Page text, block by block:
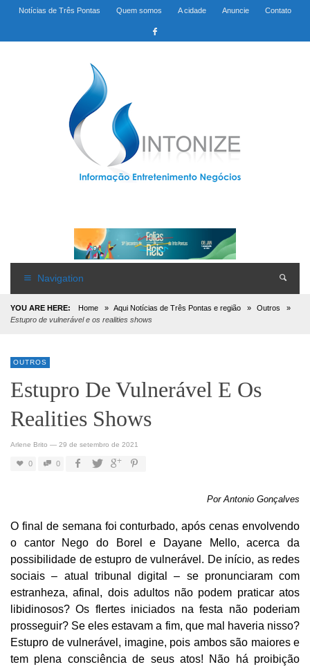
Notícias de Três Pontas Quem somos A cidade Anuncie Contato
Navigation
YOU ARE HERE: Home » Aqui Notícias de Três Pontas e região » Outros
»
Estupro de vulnerável e os realities shows
OUTROS
Estupro De Vulnerável E Os
Realities Shows
Arlene Brito — 29 de setembro de 2021
0 0
Por Antonio Gonçalves
O final de semana foi conturbado, após cenas envolvendo
o cantor Nego do Borel e Dayane Mello, acerca da
possibilidade de estupro de vulnerável. De início, as redes
sociais – atual tribunal digital – se pronunciaram com
estranheza, afinal, dois adultos não podem praticar atos
libidinosos? Os flertes iniciados na festa não poderiam
prosseguir? Se eles estavam a fim, que mal haveria nisso?
Estupro de vulnerável, imagine, pois ambos são maiores e
tem plena consciência de seus atos! Não há proibição